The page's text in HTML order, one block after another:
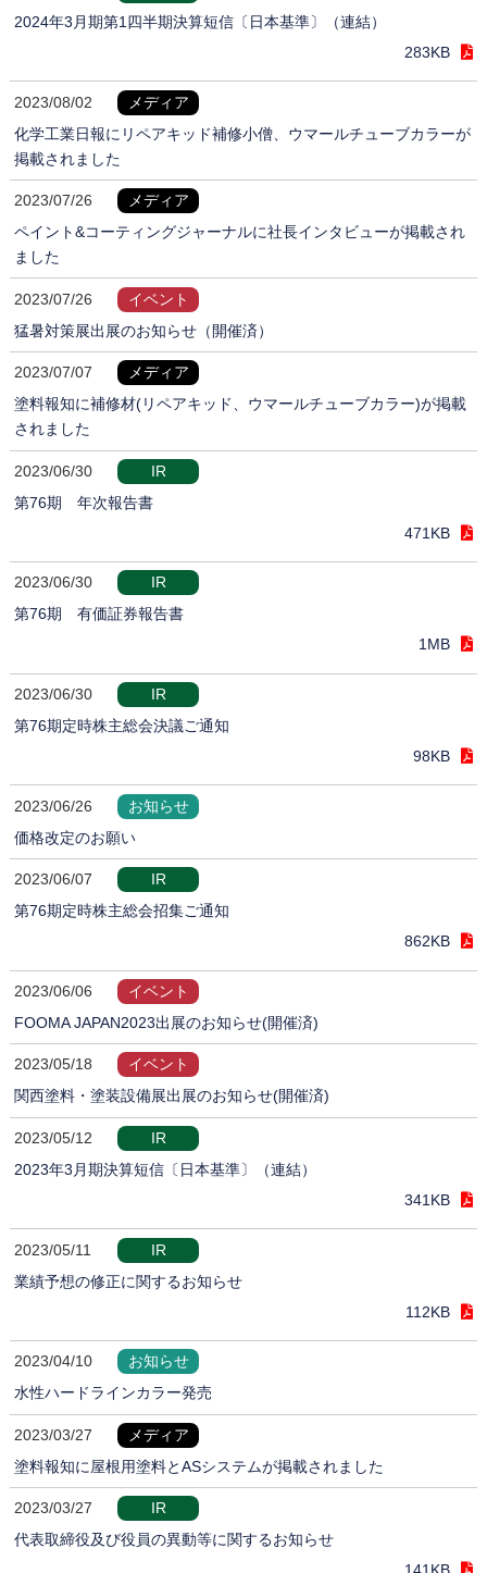
2024年3月期第1四半期決算短信〔日本基準〕（連結）
283KB
2023/08/02
メディア
化学工業日報にリペアキッド補修小僧、ウマールチューブカラーが
掲載されました
2023/07/26
メディア
ペイント&コーティングジャーナルに社長インタビューが掲載され
ました
2023/07/26
イベント
猛暑対策展出展のお知らせ（開催済）
2023/07/07
メディア
塗料報知に補修材(リペアキッド、ウマールチューブカラー)が掲載
されました
2023/06/30
IR
第76期 年次報告書
471KB
2023/06/30
IR
第76期 有価証券報告書
1MB
2023/06/30
IR
第76期定時株主総会決議ご通知
98KB
2023/06/26
お知らせ
価格改定のお願い
2023/06/07
IR
第76期定時株主総会招集ご通知
862KB
2023/06/06
イベント
FOOMA JAPAN2023出展のお知らせ(開催済)
2023/05/18
イベント
関西塗料・塗装設備展出展のお知らせ(開催済)
2023/05/12
IR
2023年3月期決算短信〔日本基準〕（連結）
341KB
2023/05/11
IR
業績予想の修正に関するお知らせ
112KB
2023/04/10
お知らせ
水性ハードラインカラー発売
2023/03/27
メディア
塗料報知に屋根用塗料とASシステムが掲載されました
2023/03/27
IR
代表取締役及び役員の異動等に関するお知らせ